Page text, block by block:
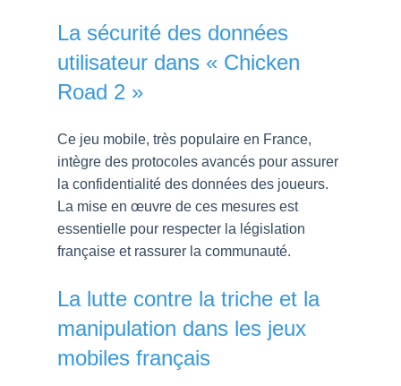
La sécurité des données
utilisateur dans « Chicken
Road 2 »
Ce jeu mobile, très populaire en France,
intègre des protocoles avancés pour assurer
la confidentialité des données des joueurs.
La mise en œuvre de ces mesures est
essentielle pour respecter la législation
française et rassurer la communauté.
La lutte contre la triche et la
manipulation dans les jeux
mobiles français